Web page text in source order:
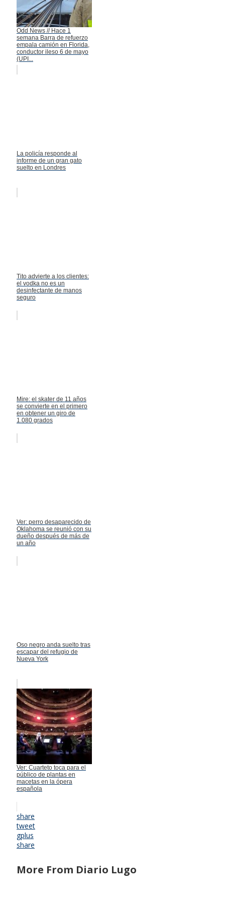
Odd News // Hace 1
semana Barra de refuerzo
empala camión en Florida,
conductor ileso 6 de mayo
(UPI...
La policía responde al
informe de un gran gato
suelto en Londres
Tito advierte a los clientes:
el vodka no es un
desinfectante de manos
seguro
Mire: el skater de 11 años
se convierte en el primero
en obtener un giro de
1.080 grados
Ver: perro desaparecido de
Oklahoma se reunió con su
dueño después de más de
un año
Oso negro anda suelto tras
escapar del refugio de
Nueva York
Ver: Cuarteto toca para el
público de plantas en
macetas en la ópera
española
share
tweet
gplus
share
More From Diario Lugo